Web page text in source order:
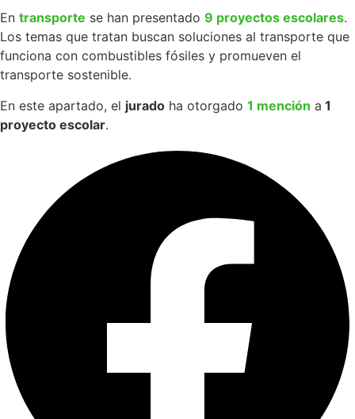
En transporte se han presentado 9 proyectos escolares.
Los temas que tratan buscan soluciones al transporte que
funciona con combustibles fósiles y promueven el
transporte sostenible.
En este apartado, el jurado ha otorgado 1 mención a 1
proyecto escolar.